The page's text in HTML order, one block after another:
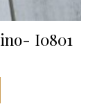
I0801